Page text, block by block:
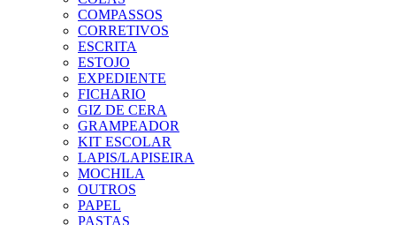
COMPASSOS
CORRETIVOS
ESCRITA
ESTOJO
EXPEDIENTE
FICHARIO
GIZ DE CERA
GRAMPEADOR
KIT ESCOLAR
LAPIS/LAPISEIRA
MOCHILA
OUTROS
PAPEL
PASTAS